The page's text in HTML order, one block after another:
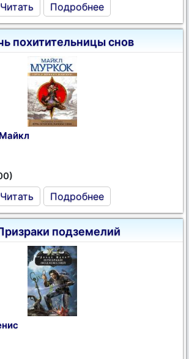
Читать Подробнее
похитительницы снов
Читать Подробнее
подземелий